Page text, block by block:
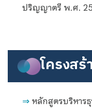
ปริญญาตรี พ.ศ.
โครงส
⇒หลักสูตรบริหาร